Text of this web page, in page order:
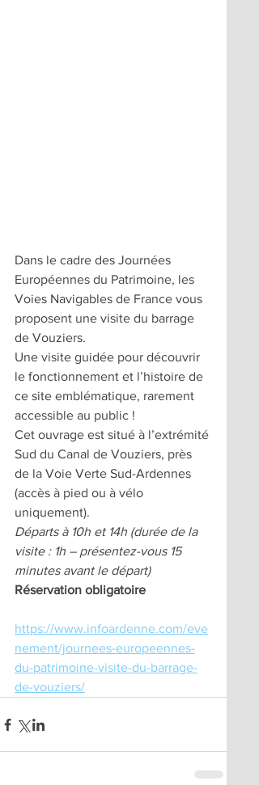
Dans le cadre des Journées
Européennes du Patrimoine, les
Voies Navigables de France vous
proposent une visite du barrage
de Vouziers.
Une visite guidée pour découvrir
le fonctionnement et l’histoire de
ce site emblématique, rarement
accessible au public !
Cet ouvrage est situé à l’extrémité
Sud du Canal de Vouziers, près
de la Voie Verte Sud-Ardennes
(accès à pied ou à vélo
uniquement).
Départs à 10h et 14h (durée de la
visite : 1h – présentez-vous 15
minutes avant le départ)
Réservation obligatoire
https://www.infoardenne.com/eve
nement/journees-europeennes-
du-patrimoine-visite-du-barrage-
de-vouziers/